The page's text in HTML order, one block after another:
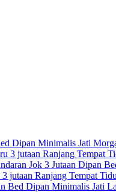
Dipan Minimalis Jati
Ranjang Tempat
Dipan
Ranjang Tempat
Bed Dipan Minimalis Jati